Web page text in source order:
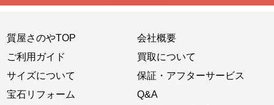
質屋さのやTOP
ご利用ガイド
サイズについて
宝石リフォーム
会社概要
買取について
保証・アフターサービス
Q&A